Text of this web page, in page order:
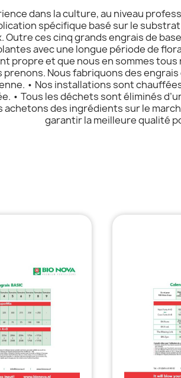
dans la culture, au niveau
spécifique basé sur le
ces cinq grands engrais de
avec une longue période de
propre et que nous en sommes
Nous fabriquons des
• Nos installations sont
• Tous les déchets sont éliminés
achetons des ingrédients sur le
garantir la meilleure qualité